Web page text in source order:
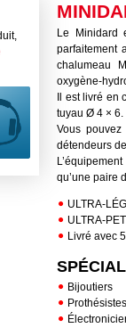
Le Minidard
parfaitement
chalumeau
oxygène-
Il est livré
tuyau Ø 4 × 6.
Vous
détendeurs
qu’une paire
ULTRA-
ULTRA-
Livré avec
Bijoutiers